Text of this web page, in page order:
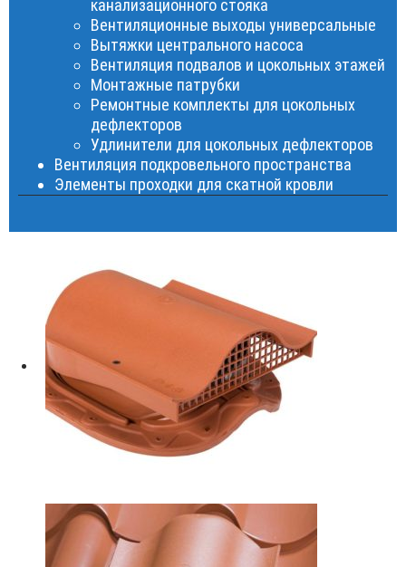
канализационного стояка
Вентиляционные выходы универсальные
Вытяжки центрального насоса
Вентиляция подвалов и цокольных этажей
Монтажные патрубки
Ремонтные комплекты для цокольных
дефлекторов
Удлинители для цокольных дефлекторов
Вентиляция подкровельного пространства
Элементы проходки для скатной кровли